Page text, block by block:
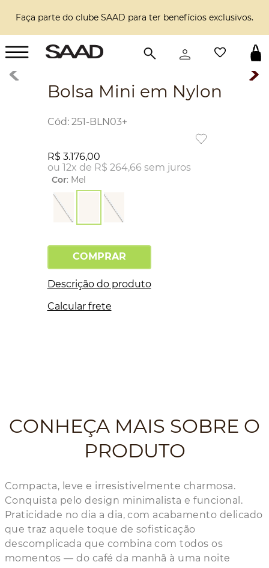
Faça parte do clube SAAD para ter benefícios exclusivos.
Bolsa Mini em Nylon
: 251-BLN03+
R$ 3.176,00
ou 12x de R$ 264,66 sem juros
Cor: Mel
COMPRAR
Descrição do produto
Calcular frete
CONHEÇA MAIS SOBRE O
PRODUTO
Compacta, leve e irresistivelmente charmosa.
Conquista pelo design minimalista e funcional.
Praticidade no dia a dia, com acabamento delicado
que traz aquele toque de sofisticação
descomplicada que combina com todos os
momentos — do café da manhã à uma noite